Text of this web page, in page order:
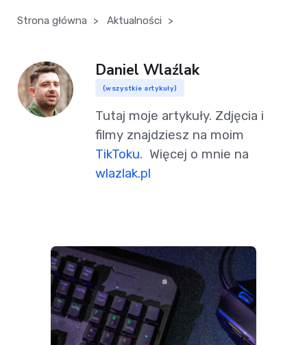
Strona główna > Aktualności >
Daniel Wlaźlak
(wszystkie artykuły)
Tutaj moje artykuły. Zdjęcia i
filmy znajdziesz na moim
TikToku. Więcej o mnie na
wlazlak.pl